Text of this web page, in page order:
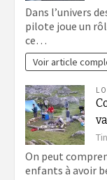
Dans l’univers
pilote joue un
ce…
Voir article
On peut
enfants à avoir